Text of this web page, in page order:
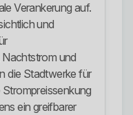
Verankerung auf.
und
und
die Stadtwerke für
ein greifbarer